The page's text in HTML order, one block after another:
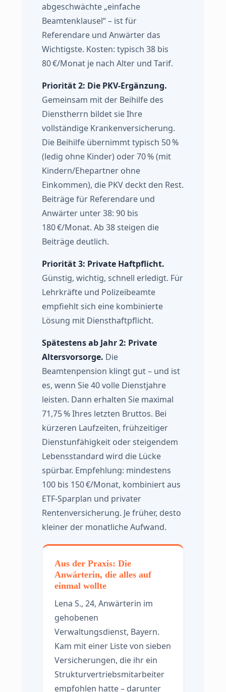
abgeschwächte „einfache
Beamtenklausel“ – ist für
Referendare und Anwärter das
Wichtigste. Kosten: typisch 38 bis
80 €/Monat je nach Alter und Tarif.
Priorität 2: Die PKV-Ergänzung.
Gemeinsam mit der Beihilfe des
Dienstherrn bildet sie Ihre
vollständige Krankenversicherung.
Die Beihilfe übernimmt typisch 50 %
(ledig ohne Kinder) oder 70 % (mit
Kindern/Ehepartner ohne
Einkommen), die PKV deckt den Rest.
Beiträge für Referendare und
Anwärter unter 38: 90 bis
180 €/Monat. Ab 38 steigen die
Beiträge deutlich.
Priorität 3: Private Haftpflicht.
Günstig, wichtig, schnell erledigt. Für
Lehrkräfte und Polizeibeamte
empfiehlt sich eine kombinierte
Lösung mit Diensthaftpflicht.
Spätestens ab Jahr 2: Private
Altersvorsorge. Die
Beamtenpension klingt gut – und ist
es, wenn Sie 40 volle Dienstjahre
leisten. Dann erhalten Sie maximal
71,75 % Ihres letzten Bruttos. Bei
kürzeren Laufzeiten, frühzeitiger
Dienstunfähigkeit oder steigendem
Lebensstandard wird die Lücke
spürbar. Empfehlung: mindestens
100 bis 150 €/Monat, kombiniert aus
ETF-Sparplan und privater
Rentenversicherung. Je früher, desto
kleiner der monatliche Aufwand.
Aus der Praxis: Die
Anwärterin, die alles auf
einmal wollte
Lena S., 24, Anwärterin im
gehobenen
Verwaltungsdienst, Bayern.
Kam mit einer Liste von sieben
Versicherungen, die ihr ein
Strukturvertriebsmitarbeiter
empfohlen hatte – darunter